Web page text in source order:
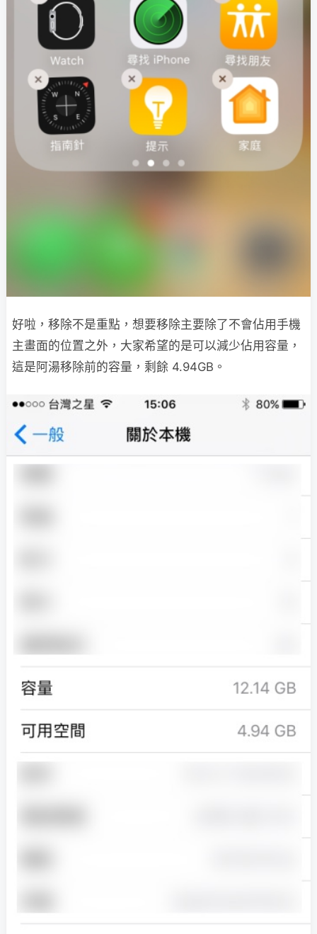
好啦，移除不是重點，想要移除主要除了不會佔用手機
主畫面的位置之外，大家希望的是可以減少佔用容量，
這是阿湯移除前的容量，剩餘 4.94GB。